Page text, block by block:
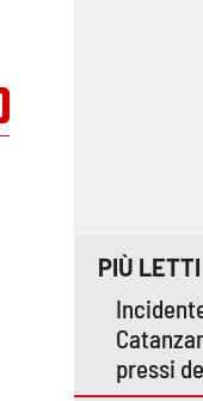
PIÙ LETTI
pressi